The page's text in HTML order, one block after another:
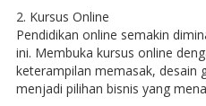
2. Kursus Online
Pendidikan online semakin
ini. Membuka kursus online
keterampilan memasak, desain
menjadi pilihan bisnis yang